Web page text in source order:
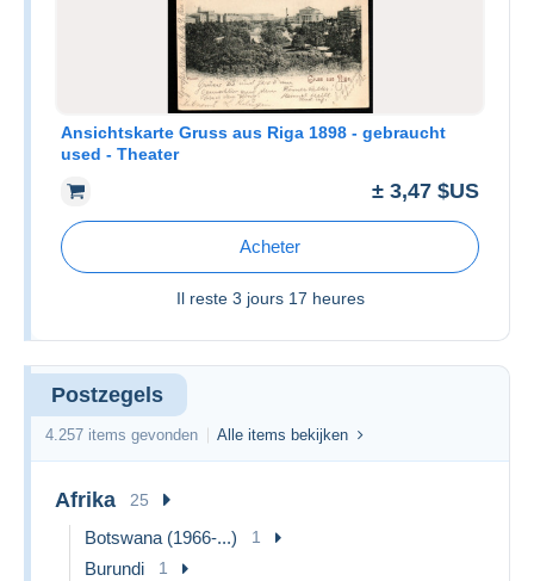
Ansichtskarte Gruss aus Riga 1898 - gebraucht
used - Theater
± 3,47 $US
Acheter
Il reste 3 jours 17 heures
Postzegels
4.257 items gevonden Alle items bekijken
Afrika 25
Botswana (1966-...) 1
Burundi 1